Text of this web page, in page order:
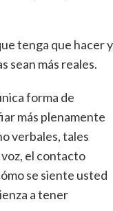
tenga que hacer y
sean más reales.
forma de
más plenamente
verbales, tales
el contacto
se siente usted
a tener